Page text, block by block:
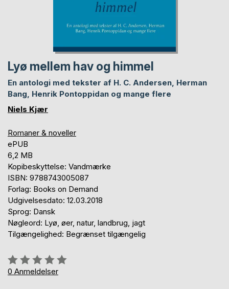
Lyø mellem hav og himmel
En antologi med tekster af H. C. Andersen, Herman
Bang, Henrik Pontoppidan og mange flere
Niels Kjær
Romaner & noveller
ePUB
6,2 MB
Kopibeskyttelse: Vandmærke
ISBN: 9788743005087
Forlag: Books on Demand
Udgivelsesdato: 12.03.2018
Sprog: Dansk
Nøgleord: Lyø, øer, natur, landbrug, jagt
Tilgængelighed: Begrænset tilgængelig
Anmeldelse::
0%
0 Anmeldelser